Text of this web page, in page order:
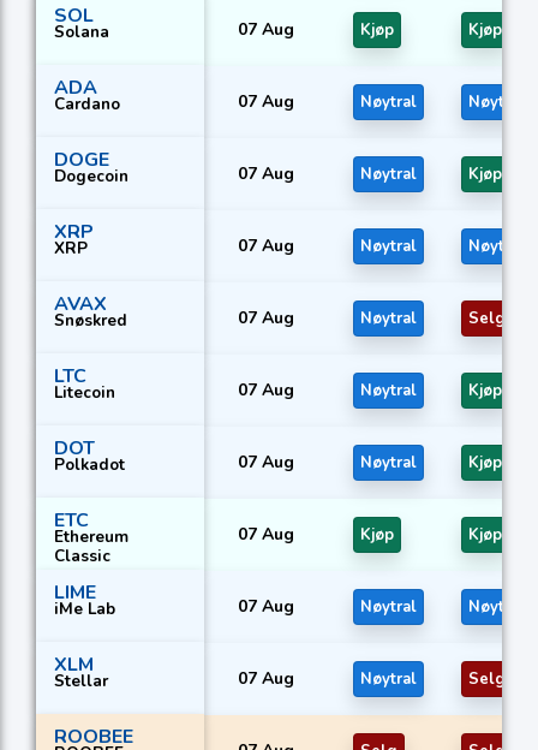
SOL
Solana 07 Aug Kjøp Kjøp
ADA
Cardano 07 Aug Nøytral Nøytral
DOGE
Dogecoin 07 Aug Nøytral Kjøp
XRP
XRP 07 Aug Nøytral Nøytral
AVAX
Snøskred 07 Aug Nøytral Selg
LTC
Litecoin 07 Aug Nøytral Kjøp
DOT
Polkadot 07 Aug Nøytral Kjøp
ETC
Ethereum
Classic
07 Aug Kjøp Kjøp
LIME
iMe Lab 07 Aug Nøytral Nøytral
XLM
Stellar 07 Aug Nøytral Selg
ROOBEE